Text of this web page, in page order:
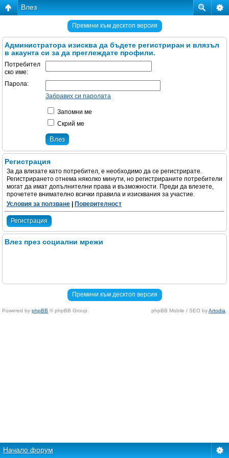
Влез
Премини към десктоп версия
Администратора изисква да бъдете регистриран и влязъл
в акаунта си за да преглеждате профили.
Потребител
ско име:
Парола:
Забравих си паролата
Запомни ме
Скрий ме
Регистрация
За да влизате като потребител, е необходимо да се регистрирате.
Регистрирането отнема няколко минути, но регистрираните потребители
могат да имат допълнителни права и възможности. Преди да влезете,
прочетете внимателно всички правила и изисквания за участие.
Условия за ползване
Поверителност
Регистрация
Влез през социални мрежи
Премини към десктоп версия
Powered by phpBB © phpBB Group. phpBB Mobile / SEO byArtodia
Начало форум